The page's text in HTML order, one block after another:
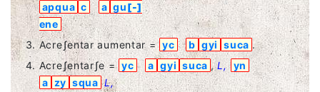
apqua c a gu[-]
ene
Acreʃentar aumentar = yc b gyi suca .
Acreʃentarʃe = yc a gyi suca ,L, yn
a zy squa L,